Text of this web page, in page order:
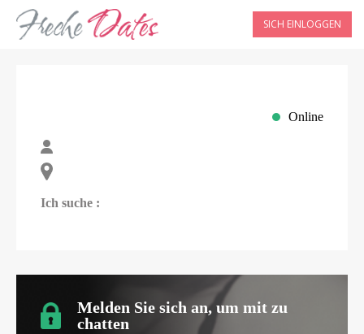
SICH EINLOGGEN
Online
Ich suche :
Melden Sie sich an, um mit zu
chatten